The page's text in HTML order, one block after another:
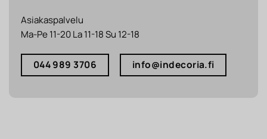
Asiakaspalvelu
Ma-Pe 11-20 La 11-18 Su 12-18
044 989 3706 info@indecoria.fi